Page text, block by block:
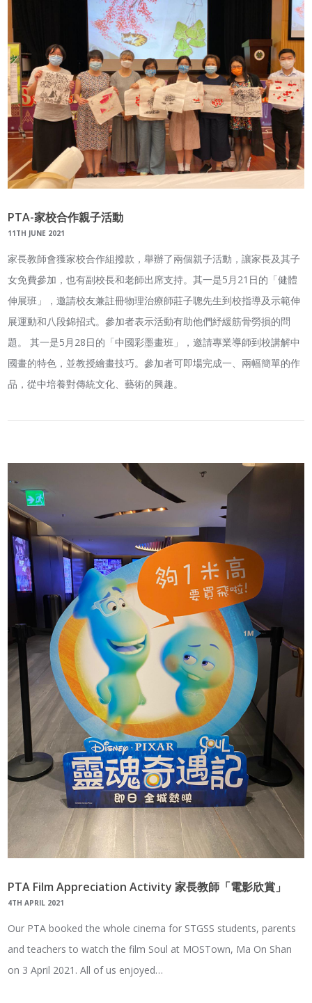
PTA-家校合作親子活動
11TH JUNE 2021
家長教師會獲家校合作組撥款，舉辦了兩個親子活動，讓家長及其子
女免費參加，也有副校長和老師出席支持。其一是5月21日的「健體
伸展班」，邀請校友兼註冊物理治療師莊子聰先生到校指導及示範伸
展運動和八段錦招式。參加者表示活動有助他們紓緩筋骨勞損的問
題。 其一是5月28日的「中國彩墨畫班」，邀請專業導師到校講解中
國畫的特色，並教授繪畫技巧。參加者可即場完成一、兩幅簡單的作
品，從中培養對傳統文化、藝術的興趣。
PTA Film Appreciation Activity 家長教師「電影欣賞」
4TH APRIL 2021
Our PTA booked the whole cinema for STGSS students, parents
and teachers to watch the film Soul at MOSTown, Ma On Shan
on 3 April 2021. All of us enjoyed…